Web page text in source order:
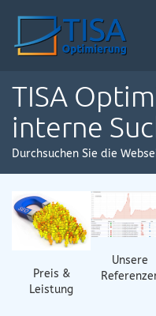
TISA
interne
Durchsuchen Sie die
Preis &
Leistung
Unsere